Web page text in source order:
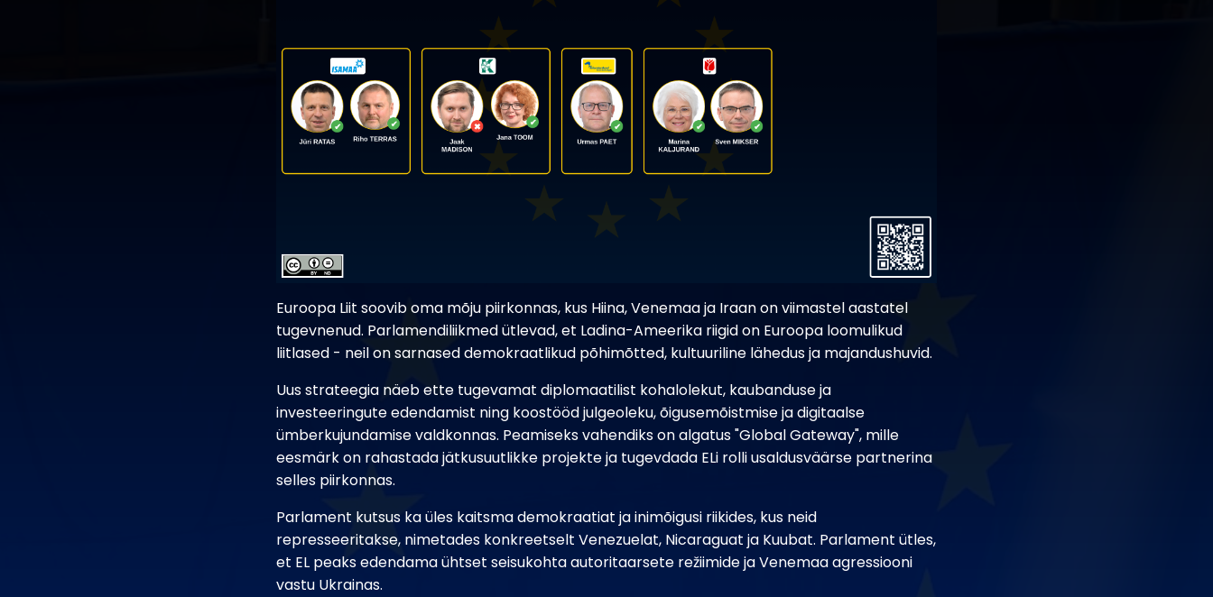
Euroopa Liit soovib oma mõju piirkonnas, kus Hiina, Venemaa ja Iraan on viimastel aastatel
tugevnenud. Parlamendiliikmed ütlevad, et Ladina-Ameerika riigid on Euroopa loomulikud
liitlased - neil on sarnased demokraatlikud põhimõtted, kultuuriline lähedus ja majandushuvid.
Uus strateegia näeb ette tugevamat diplomaatilist kohalolekut, kaubanduse ja
investeeringute edendamist ning koostööd julgeoleku, õigusemõistmise ja digitaalse
ümberkujundamise valdkonnas. Peamiseks vahendiks on algatus "Global Gateway", mille
eesmärk on rahastada jätkusuutlikke projekte ja tugevdada ELi rolli usaldusväärse partnerina
selles piirkonnas.
Parlament kutsus ka üles kaitsma demokraatiat ja inimõigusi riikides, kus neid
represseeritakse, nimetades konkreetselt Venezuelat, Nicaraguat ja Kuubat. Parlament ütles,
et EL peaks edendama ühtset seisukohta autoritaarsete režiimide ja Venemaa agressiooni
vastu Ukrainas.